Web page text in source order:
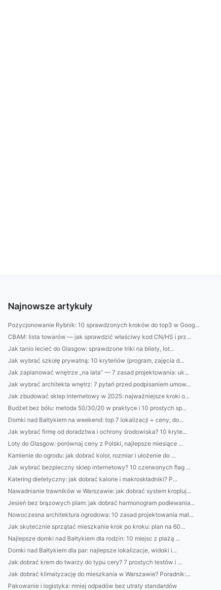
Najnowsze artykuły
Pozycjonowanie Rybnik: 10 sprawdzonych kroków do top3 w Goog...
CBAM: lista towarów — jak sprawdzić właściwy kod CN/HS i prz...
Jak tanio lecieć do Glasgow: sprawdzone triki na bilety, lot...
Jak wybrać szkołę prywatną: 10 kryteriów (program, zajęcia d...
Jak zaplanować wnętrze „na lata” — 7 zasad projektowania: uk...
Jak wybrać architekta wnętrz: 7 pytań przed podpisaniem umow...
Jak zbudować sklep internetowy w 2025: najważniejsze kroki o...
Budżet bez bólu: metoda 50/30/20 w praktyce i 10 prostych sp...
Domki nad Bałtykiem na weekend: top 7 lokalizacji + ceny, do...
Jak wybrać firmę od doradztwa i ochrony środowiska? 10 kryte...
Loty do Glasgow: porównaj ceny z Polski, najlepsze miesiące ...
Kamienie do ogrodu: jak dobrać kolor, rozmiar i ułożenie do ...
Jak wybrać bezpieczny sklep internetowy? 10 czerwonych flag ...
Katering dietetyczny: jak dobrać kalorie i makroskładniki? P...
Nawadnianie trawników w Warszawie: jak dobrać system kropluj...
Jesień bez brązowych plam: jak dobrać harmonogram podlewania...
Nowoczesna architektura ogrodowa: 10 zasad projektowania mał...
Jak skutecznie sprzątać mieszkanie krok po kroku: plan na 60...
Najlepsze domki nad Bałtykiem dla rodzin: 10 miejsc z plażą ...
Domki nad Bałtykiem dla par: najlepsze lokalizacje, widoki i...
Jak dobrać krem do twarzy do typu cery? 7 prostych testów i ...
Jak dobrać klimatyzację do mieszkania w Warszawie? Poradnik:...
Pakowanie i logistyka: mniej odpadów bez utraty standardów